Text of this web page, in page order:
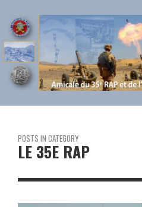
POSTS IN CATEGORY
LE 35E RAP